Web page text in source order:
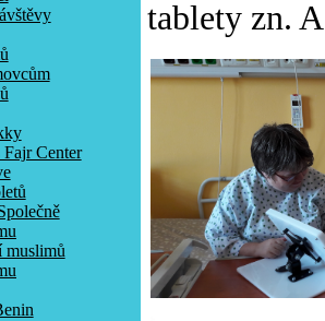
Fajr Center
muslimů
tablety zn.